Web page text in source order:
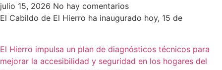
julio 15, 2026 No hay comentarios
El Cabildo de El Hierro ha inaugurado hoy, 15 de
El Hierro impulsa un plan de diagnósticos técnicos para
mejorar la accesibilidad y seguridad en los hogares del